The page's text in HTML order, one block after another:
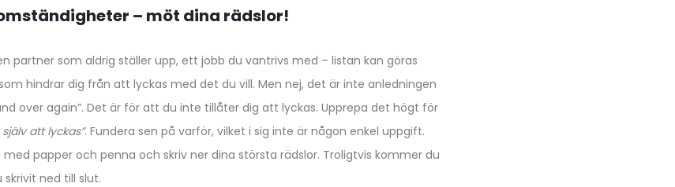
– möt dina rädslor!
partner som aldrig ställer upp, ett jobb du vantrivs med – listan kan göras
hindrar dig från att lyckas med det du vill. Men nej, det är inte anledningen
over again”. Det är för att du inte tillåter dig att lyckas. Upprepa det högt för
att lyckas”. Fundera sen på varför, vilket i sig inte är någon enkel uppgift.
papper och penna och skriv ner dina största rädslor. Troligtvis kommer du
ned till slut.